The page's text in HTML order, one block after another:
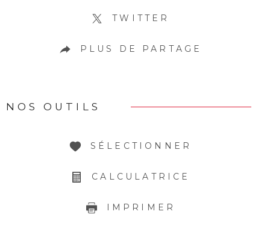
TWITTER
PLUS DE PARTAGE
NOS OUTILS
SÉLECTIONNER
CALCULATRICE
IMPRIMER